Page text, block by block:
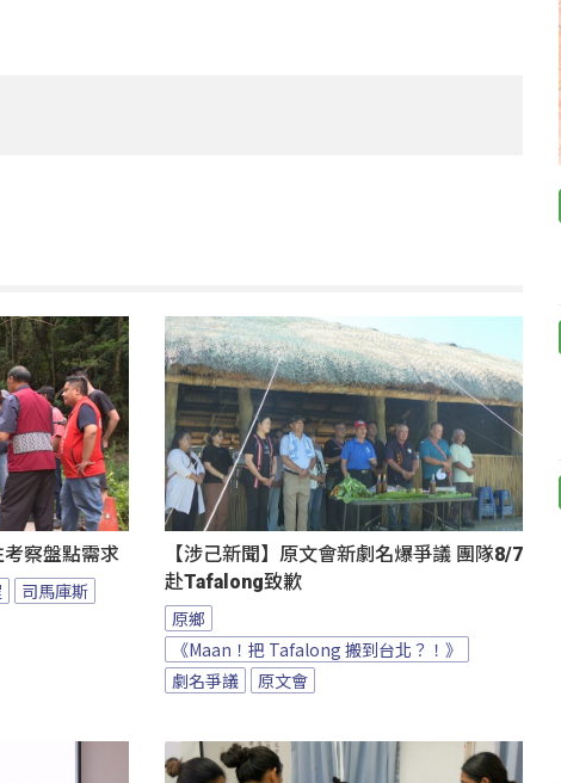
察盤點需求
司馬庫斯
【涉己新聞】原文會新劇名爆爭議 團隊8/7
赴Tafalong致歉
原鄉
《Maan！把 Tafalong 搬到台北？！》
劇名爭議
原文會